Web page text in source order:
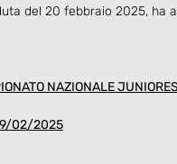
del 20 febbraio 2025, ha
NAZIONALE
02/2025